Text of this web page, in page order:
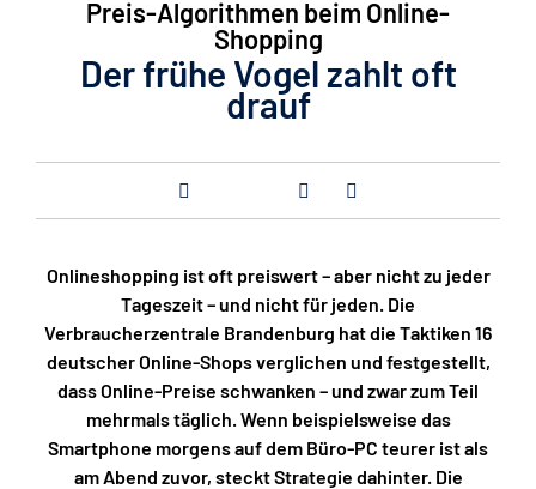
Preis-Algorithmen beim Online-
Shopping
Der frühe Vogel zahlt oft
drauf
Onlineshopping ist oft preiswert – aber nicht zu jeder
Tageszeit – und nicht für jeden. Die
Verbraucherzentrale Brandenburg hat die Taktiken 16
deutscher Online-Shops verglichen und festgestellt,
dass Online-Preise schwanken – und zwar zum Teil
mehrmals täglich. Wenn beispielsweise das
Smartphone morgens auf dem Büro-PC teurer ist als
am Abend zuvor, steckt Strategie dahinter. Die